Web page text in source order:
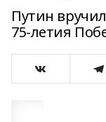
Путин
75-летия